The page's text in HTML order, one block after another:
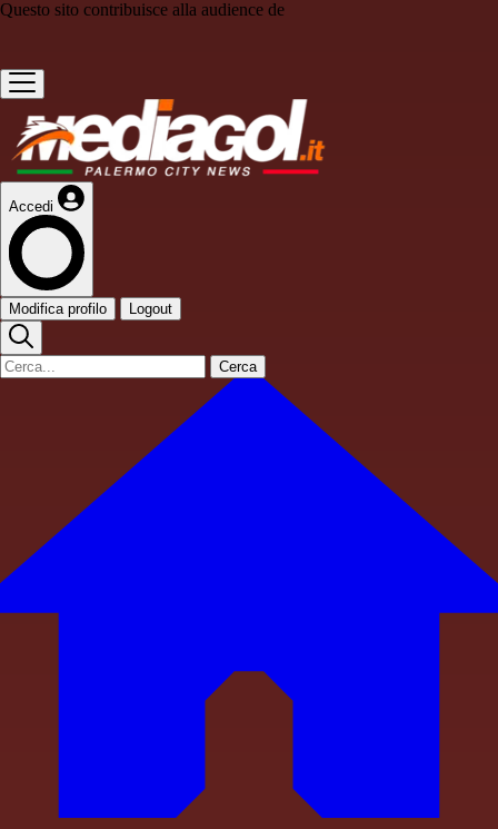
Questo sito contribuisce alla audience de
Accedi
Modifica profilo Logout
Cerca